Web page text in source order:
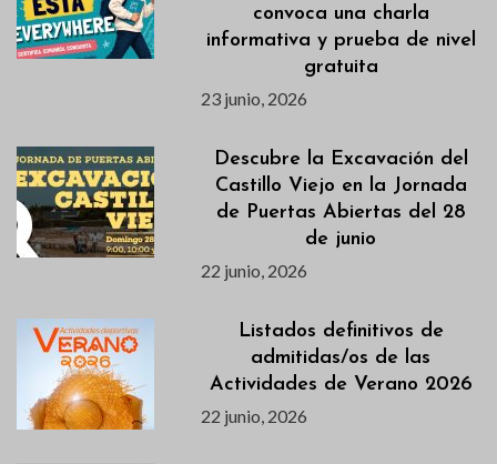
convoca una charla
informativa y prueba de nivel
gratuita
23 junio, 2026
Descubre la Excavación del
Castillo Viejo en la Jornada
de Puertas Abiertas del 28
de junio
22 junio, 2026
Listados definitivos de
admitidas/os de las
Actividades de Verano 2026
22 junio, 2026